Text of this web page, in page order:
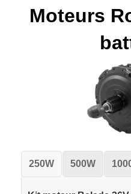
Moteurs
250W 500W